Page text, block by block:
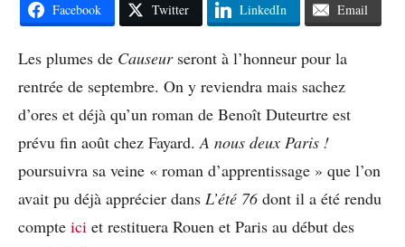
Facebook Twitter LinkedIn Email
Les plumes de Causeurseront à l’honneur pour la
rentrée de septembre. On y reviendra mais sachez
d’ores et déjà qu’un roman de Benoît Duteurtre est
prévu fin août chez Fayard.A nous deux Paris !
poursuivra sa veine « roman d’apprentissage » que l’on
avait pu déjà apprécier dans L’été 76dont il a été rendu
compte ici et restituera Rouen et Paris au début des